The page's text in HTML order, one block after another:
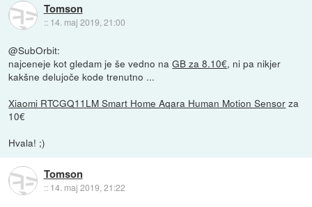
Tomson
:: 14. maj 2019, 21:00
@SubOrbit:
najceneje kot gledam je še vedno naGB za 8.10€, ni pa nikjer
kakšne delujoče kode trenutno ...
Xiaomi RTCGQ11LM Smart Home Aqara Human Motion Sensor za
10€
Hvala! ;)
Tomson
:: 14. maj 2019, 21:22